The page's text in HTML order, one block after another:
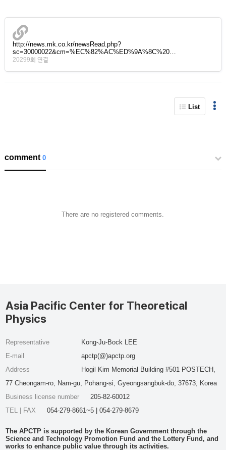
http://news.mk.co.kr/newsRead.php?
sc=30000022&cm=%EC%82%AC%ED%9A%8C%20…
20299회 연결
List
comment0
There are no registered comments.
Asia Pacific Center for Theoretical
Physics
Representative
Kong-Ju-Bock LEE
E-mail
apctp(@)apctp.org
Address
Hogil Kim Memorial Building #501 POSTECH,
77 Cheongam-ro, Nam-gu, Pohang-si, Gyeongsangbuk-do, 37673, Korea
Business license number
205-82-60012
TEL | FAX
054-279-8661~5 | 054-279-8679
The APCTP is supported by the Korean Government through the
Science and Technology Promotion Fund and the Lottery Fund, and
works to enhance public value through its activities.